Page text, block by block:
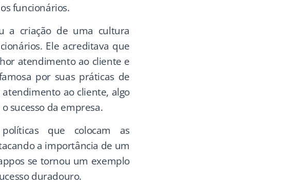
funcionários.
a criação de uma cultura
Ele acreditava que
atendimento ao cliente e
por suas práticas de
ao cliente, algo
sucesso da empresa.
que colocam as
a importância de um
se tornou um exemplo
duradouro.